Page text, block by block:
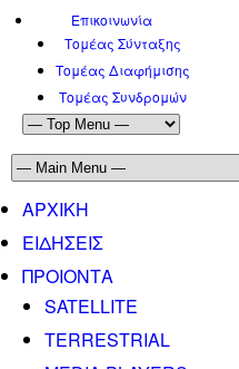
Επικοινωνία
Τομέας Σύνταξης
Τομέας Διαφήμισης
Τομέας Συνδρομών
ΑΡΧΙΚΗ
ΕΙΔΗΣΕΙΣ
ΠΡΟΙΟΝΤΑ
SATELLITE
TERRESTRIAL